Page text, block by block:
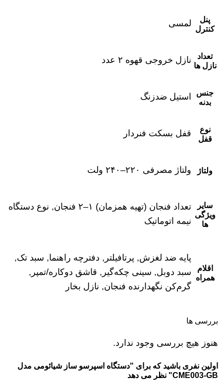
پنل
کنترل
لمسی
تعداد
نازل ها
نازل خروجی قهوه ۲ عدد
جنس
بدنه
استیل ضدزنگ
نوع
قفل
قفل بسکت فنردار
ولتاژ ولتاژ مصرفی ۲۲۰–۲۴۰ ولت
سایر
ویژگی
ها
تعداد فنجان (تهیه همزمان) ۱–۲ فنجان, نوع دستگاه
نیمه اتوماتیک
اقلام
همراه
پایه ضد لغزش, پرتافیلتر, دفترچه راهنما, سبد تک,
سبد دوبل, سینی چکه‌گیر, قاشق دوکاره/تمپر,
گرم‌کن نگهدارنده فنجان, نازل بخار
بررسی ها
هنوز هیچ بررسی وجود ندارد.
اولین نفری باشید که برای "دستگاه اسپرسو ساز شیائومی مدل
CME003-GB" نظر می دهد